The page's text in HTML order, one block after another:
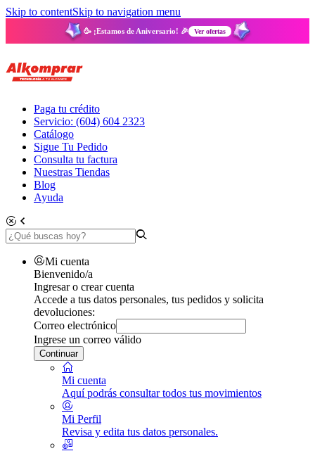
Skip to contentSkip to navigation menu
🥳 ¡Estamos de Aniversario! 🎉 Ver ofertas
Paga tu crédito
Servicio: (604) 604 2323
Catálogo
Sigue Tu Pedido
Consulta tu factura
Nuestras Tiendas
Blog
Ayuda
Mi cuenta
Bienvenido/a
Ingresar o crear cuenta
Accede a tus datos personales, tus pedidos y solicita
devoluciones:
Correo electrónico
Ingrese un correo válido
Continuar
Mi cuenta
Aquí podrás consultar todos tus movimientos
Mi Perfil
Revisa y edita tus datos personales.